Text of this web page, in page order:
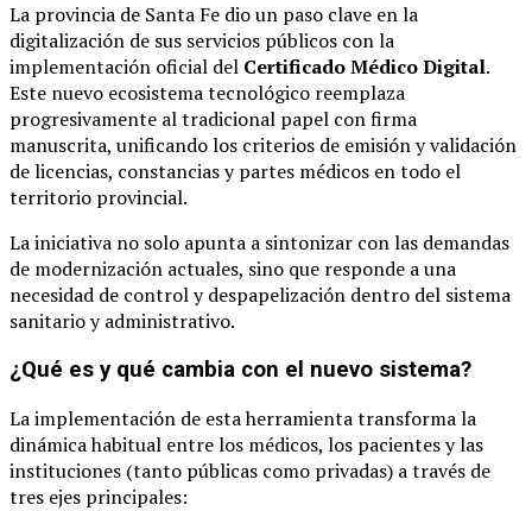
La provincia de Santa Fe dio un paso clave en la
digitalización de sus servicios públicos con la
implementación oficial del Certificado Médico Digital.
Este nuevo ecosistema tecnológico reemplaza
progresivamente al tradicional papel con firma
manuscrita, unificando los criterios de emisión y validación
de licencias, constancias y partes médicos en todo el
territorio provincial.
La iniciativa no solo apunta a sintonizar con las demandas
de modernización actuales, sino que responde a una
necesidad de control y despapelización dentro del sistema
sanitario y administrativo.
¿Qué es y qué cambia con el nuevo sistema?
La implementación de esta herramienta transforma la
dinámica habitual entre los médicos, los pacientes y las
instituciones (tanto públicas como privadas) a través de
tres ejes principales: